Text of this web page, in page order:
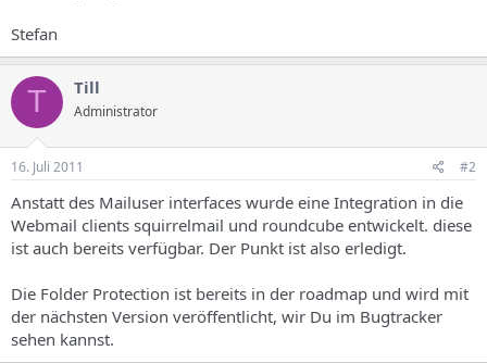
Stefan
T Till
Administrator
16. Juli 2011 #2
Anstatt des Mailuser interfaces wurde eine Integration in die
Webmail clients squirrelmail und roundcube entwickelt. diese
ist auch bereits verfügbar. Der Punkt ist also erledigt.
Die Folder Protection ist bereits in der roadmap und wird mit
der nächsten Version veröffentlicht, wir Du im Bugtracker
sehen kannst.